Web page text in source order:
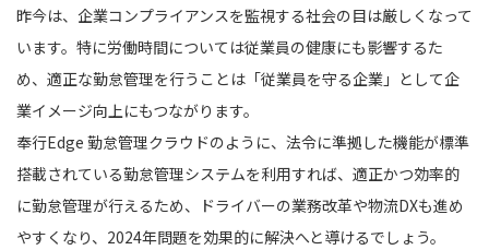
昨今は、企業コンプライアンスを監視する社会の目は厳しくなって
います。特に労働時間については従業員の健康にも影響するた
め、適正な勤怠管理を行うことは「従業員を守る企業」として企
業イメージ向上にもつながります。
奉行Edge 勤怠管理クラウドのように、法令に準拠した機能が標準
搭載されている勤怠管理システムを利用すれば、適正かつ効率的
に勤怠管理が行えるため、ドライバーの業務改革や物流DXも進め
やすくなり、2024年問題を効果的に解決へと導けるでしょう。